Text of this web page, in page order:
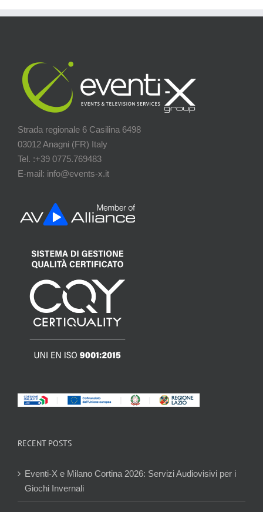
Strada regionale 6 Casilina 6498
03012 Anagni (FR) Italy
Tel. :+39 0775.769483
E-mail: info@events-x.it
RECENT POSTS
Eventi-X e Milano Cortina 2026: Servizi Audiovisivi per i
Giochi Invernali